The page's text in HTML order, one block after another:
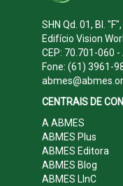
SHN Qd. 01, Bl.
Edifício Vision
CEP: 70.701-060
Fone: (61) 3961-
CENTRAIS DE
A ABMES
ABMES Plus
ABMES Editora
ABMES Blog
ABMES LInC